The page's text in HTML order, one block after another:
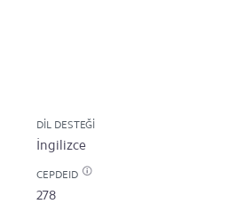
DIL DESTEĞI
İngilizce
CEPDEID
278